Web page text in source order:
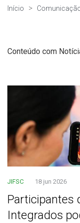
Início
Conteúdo com
JIFSC 18 jun 2026
Participantes
Integrados